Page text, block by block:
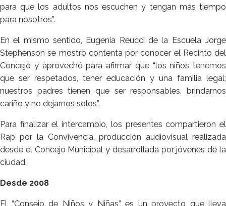
para que los adultos nos escuchen y tengan más tiempo
para nosotros”.
En el mismo sentido, Eugenia Reucci de la Escuela Jorge
Stephenson se mostró contenta por conocer el Recinto del
Concejo y aprovechó para afirmar que “los niños tenemos
que ser respetados, tener educación y una familia legal;
nuestros padres tienen que ser responsables, brindarnos
cariño y no dejarnos solos”.
Para finalizar el intercambio, los presentes compartieron el
Rap por la Convivencia, producción audiovisual realizada
desde el Concejo Municipal y desarrollada por jóvenes de la
ciudad.
Desde 2008
El “Consejo de Niños y Niñas” es un proyecto que lleva